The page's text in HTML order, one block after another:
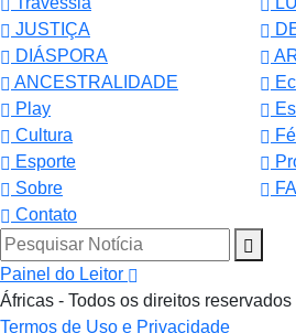
JUSTIÇA
DIÁSPORA
ANCESTRALIDADE
Play
Cultura
Fé
Esporte
Sobre
Contato
Pesquisar Notícia
Painel do Leitor
Áfricas - Todos os direitos reservados
Termos de Uso e Privacidade